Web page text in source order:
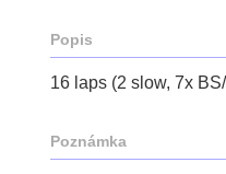
Popis
16 laps (2 slow, 7x
Poznámka